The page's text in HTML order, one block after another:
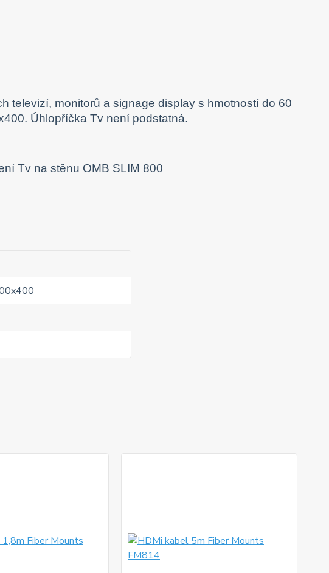
televizí, monitorů a signage display s hmotností do 60
Úhlopříčka Tv není podstatná.